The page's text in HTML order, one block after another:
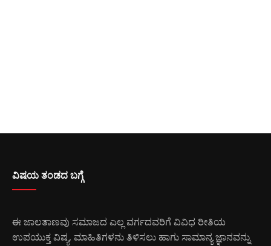
ವಿಷಯ ತಂಡದ ಬಗ್ಗೆ
ಈ ಜಾಲತಾಣವು ಸಮಾಜದ ಎಲ್ಲ ವರ್ಗದವರಿಗೆ ವಿವಿಧ ರೀತಿಯ
ಉಪಯುಕ್ತ ವಿಷ್ಯ, ಮಾಹಿತಿಗಳನು ತಿಳಿಸಲು ಹಾಗು ಸಾಮಾನ್ಯ ಜ್ಞಾನವನ್ನು